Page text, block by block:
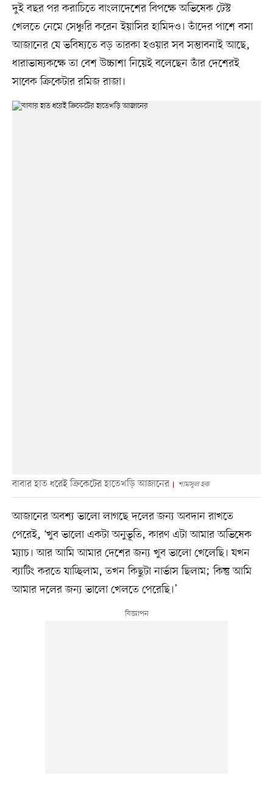
দুই বছর পর করাচিতে বাংলাদেশের বিপক্ষে অভিষেক টেস্ট
খেলতে নেমে সেঞ্চুরি করেন ইয়াসির হামিদও। তাঁদের পাশে বসা
আজানের যে ভবিষ্যতে বড় তারকা হওয়ার সব সম্ভাবনাই আছে,
ধারাভাষ্যকক্ষে তা বেশ উচ্চাশা নিয়েই বলেছেন তাঁর দেশেরই
সাবেক ক্রিকেটার রমিজ রাজা।
বাবার হাত ধরেই ক্রিকেটের হাতেখড়ি আজানের শামসুল হক
আজানের অবশ্য ভালো লাগছে দলের জন্য অবদান রাখতে
পেরেই, ‘খুব ভালো একটা অনুভূতি, কারণ এটা আমার অভিষেক
ম্যাচ। আর আমি আমার দেশের জন্য খুব ভালো খেলেছি। যখন
ব্যাটিং করতে যাচ্ছিলাম, তখন কিছুটা নার্ভাস ছিলাম; কিন্তু আমি
আমার দলের জন্য ভালো খেলতে পেরেছি।’